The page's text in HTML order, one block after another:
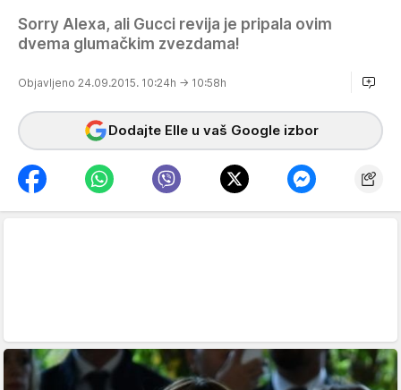
Sorry Alexa, ali Gucci revija je pripala ovim
dvema glumačkim zvezdama!
Objavljeno 24.09.2015. 10:24h → 10:58h
Dodajte Elle u vaš Google izbor